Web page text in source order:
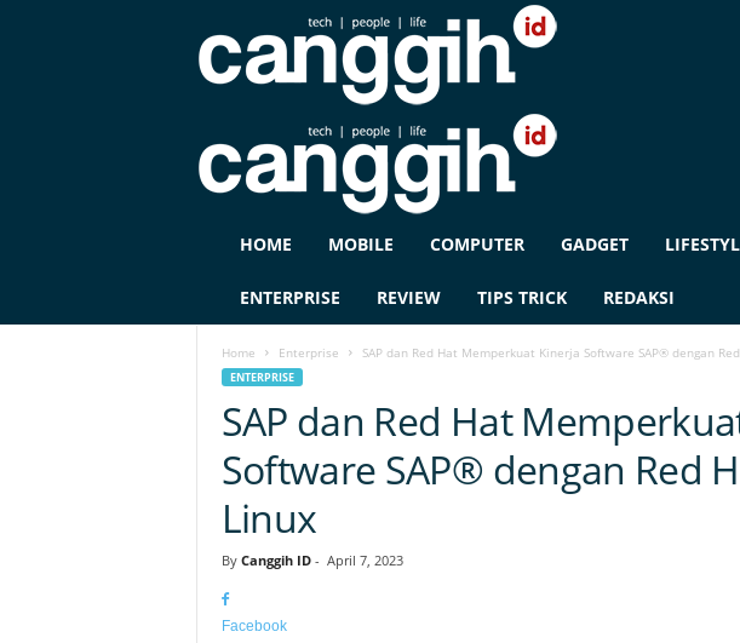
G
HOME MOBILE COMPUTER GADGET
ENTERPRISE REVIEW TIPS TRICK REDAKSI
Home Enterprise SAP dan Red Hat Memperkuat Kinerja Software SAP® dengan
ENTERPRISE
SAP dan Red Hat
Software SAP® dengan Red
Linux
By Canggih ID- April 7, 2023
Facebook